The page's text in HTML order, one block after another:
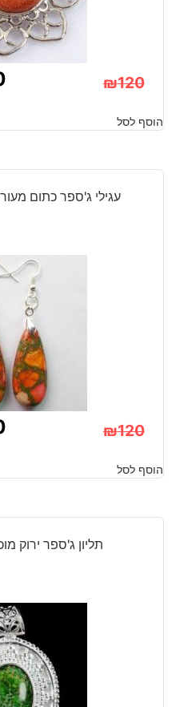
₪120
המקורי
היה:
₪120.
הנוכחי
הוא:
₪90.
הוסף לסל
עגילי ג'ספר כתום
₪120
המקורי
היה:
₪120.
הנוכחי
הוא:
הוסף לסל
תליון ג'ספר ירוק